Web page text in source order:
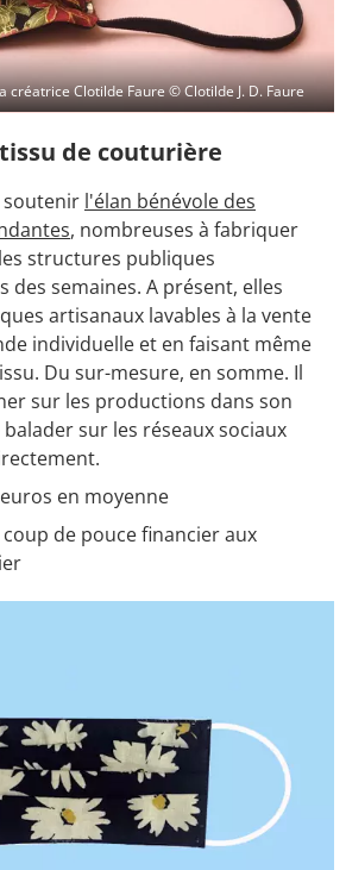
créatrice Clotilde Faure© Clotilde J. D. Faure
de couturière
soutenir l'élan bénévole des
, nombreuses à fabriquer
structures publiques
semaines. A présent, elles
artisanaux lavables à la vente
individuelle et en faisant même
Du sur-mesure, en somme. Il
sur les productions dans son
sur les réseaux sociaux
en moyenne
de pouce financier aux